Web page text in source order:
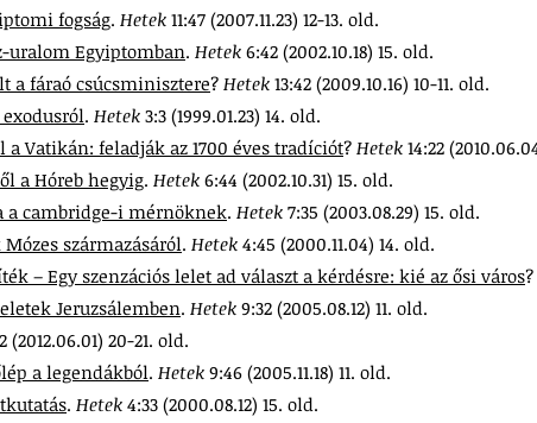
fogság. Hetek 11:47 (2007.11.23) 12-13. old.
uralom Egyiptomban. Hetek 6:42 (2002.10.18) 15. old.
a fáraó csúcsminisztere? Hetek 13:42 (2009.10.16) 10-11. old.
. Hetek 3:3 (1999.01.23) 14. old.
Vatikán: feladják az 1700 éves tradíciót? Hetek 14:22
a Hóreb hegyig. Hetek 6:44 (2002.10.31) 15. old.
a cambridge-i mérnöknek. Hetek 7:35 (2003.08.29) 15. old.
származásáról. Hetek 4:45 (2000.11.04) 14. old.
– Egy szenzációs lelet ad választ a kérdésre: kié az ősi város?
Jeruzsálemben. Hetek 9:32 (2005.08.12) 11. old.
(2012.06.01) 20-21. old.
a legendákból. Hetek 9:46 (2005.11.18) 11. old.
. Hetek 4:33 (2000.08.12) 15. old.